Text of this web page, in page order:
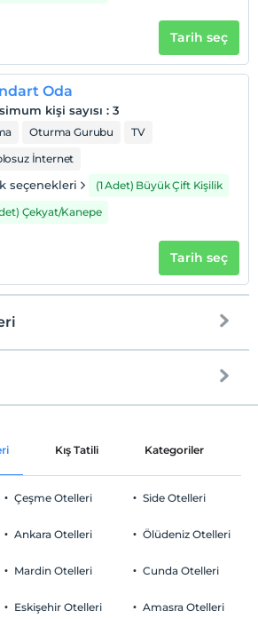
Tarih seç
Oda
kişi sayısı : 3
Oturma Gurubu
TV
İnternet
seçenekleri
(1 Adet) Büyük Çift Kişilik
Çekyat/Kanepe
Tarih seç
alanlar ve tüm odalar
Ücretli Özel Otopark
ücretsizdir.
Kış Tatili Kategoriler
Çeşme Otelleri
Ankara Otelleri
Mardin Otelleri
Eskişehir Otelleri
Side Otelleri
Ölüdeniz Otelleri
Cunda Otelleri
Amasra Otelleri